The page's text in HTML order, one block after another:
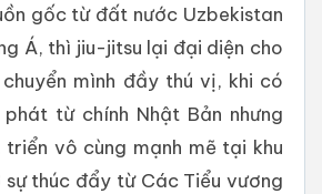
gốc từ đất nước Uzbekistan
Á, thì jiu-jitsu lại đại diện cho
mình đầy thú vị, khi có
từ chính Nhật Bản nhưng
vô cùng mạnh mẽ tại khu
sự thúc đẩy từ Các Tiểu vương